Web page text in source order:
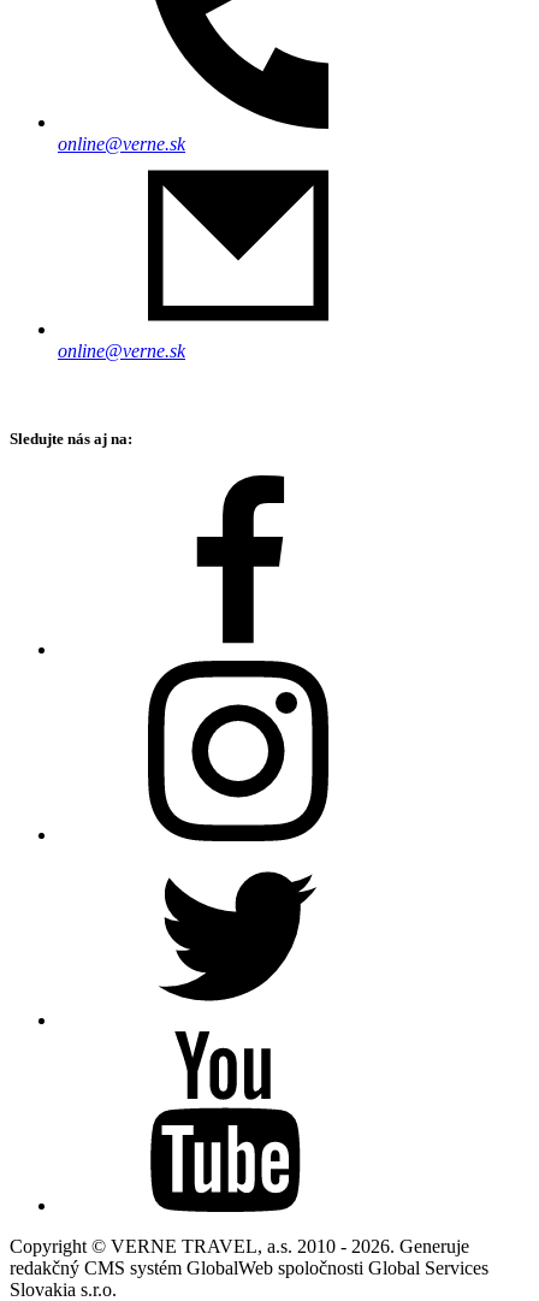
online@verne.sk
online@verne.sk
Sledujte nás aj na:
Copyright © VERNE TRAVEL, a.s. 2010 - 2026. Generuje
redakčný CMS systém GlobalWeb spoločnosti Global Services
Slovakia s.r.o.